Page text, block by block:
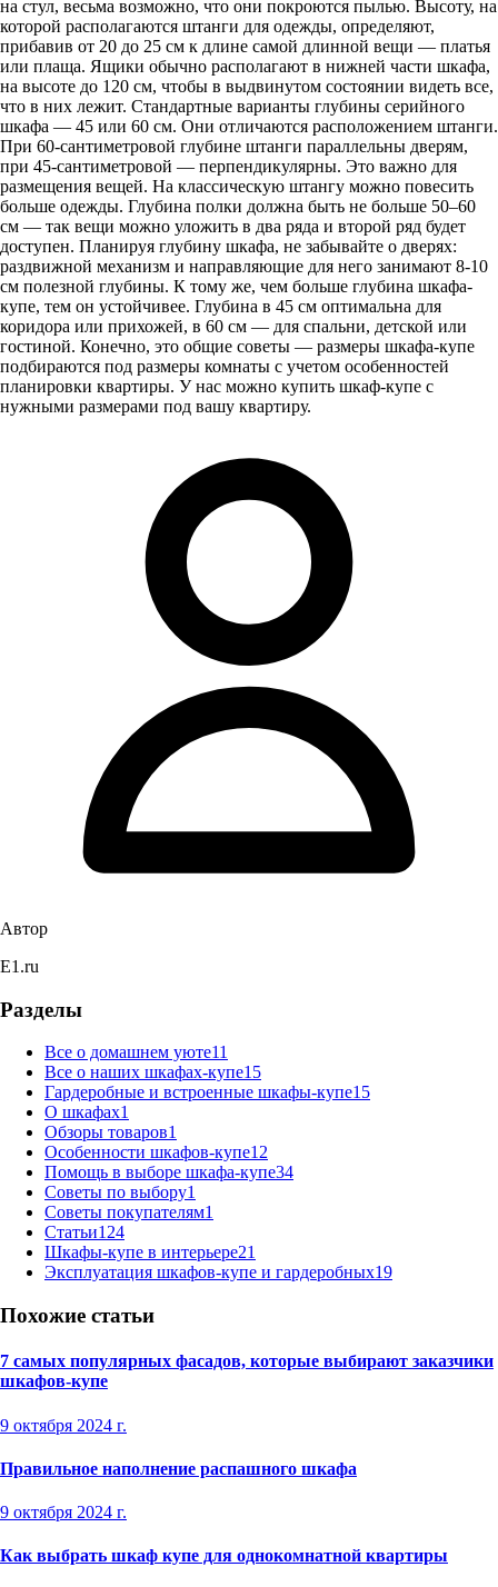
на стул, весьма возможно, что они покроются пылью. Высоту, на
которой располагаются штанги для одежды, определяют,
прибавив от 20 до 25 см к длине самой длинной вещи — платья
или плаща. Ящики обычно располагают в нижней части шкафа,
на высоте до 120 см, чтобы в выдвинутом состоянии видеть все,
что в них лежит. Стандартные варианты глубины серийного
шкафа — 45 или 60 см. Они отличаются расположением штанги.
При 60-сантиметровой глубине штанги параллельны дверям,
при 45-сантиметровой — перпендикулярны. Это важно для
размещения вещей. На классическую штангу можно повесить
больше одежды. Глубина полки должна быть не больше 50–60
см — так вещи можно уложить в два ряда и второй ряд будет
доступен. Планируя глубину шкафа, не забывайте о дверях:
раздвижной механизм и направляющие для него занимают 8-10
см полезной глубины. К тому же, чем больше глубина шкафа-
купе, тем он устойчивее. Глубина в 45 см оптимальна для
коридора или прихожей, в 60 см — для спальни, детской или
гостиной. Конечно, это общие советы — размеры шкафа-купе
подбираются под размеры комнаты с учетом особенностей
планировки квартиры. У нас можно купить шкаф-купе с
нужными размерами под вашу квартиру.
Автор
E1.ru
Разделы
Все о домашнем уюте11
Все о наших шкафах-купе15
Гардеробные и встроенные шкафы-купе15
О шкафах1
Обзоры товаров1
Особенности шкафов-купе12
Помощь в выборе шкафа-купе34
Советы по выбору1
Советы покупателям1
Статьи124
Шкафы-купе в интерьере21
Эксплуатация шкафов-купе и гардеробных19
Похожие статьи
7 самых популярных фасадов, которые выбирают заказчики
шкафов-купе
9 октября 2024 г.
Правильное наполнение распашного шкафа
9 октября 2024 г.
Как выбрать шкаф купе для однокомнатной квартиры